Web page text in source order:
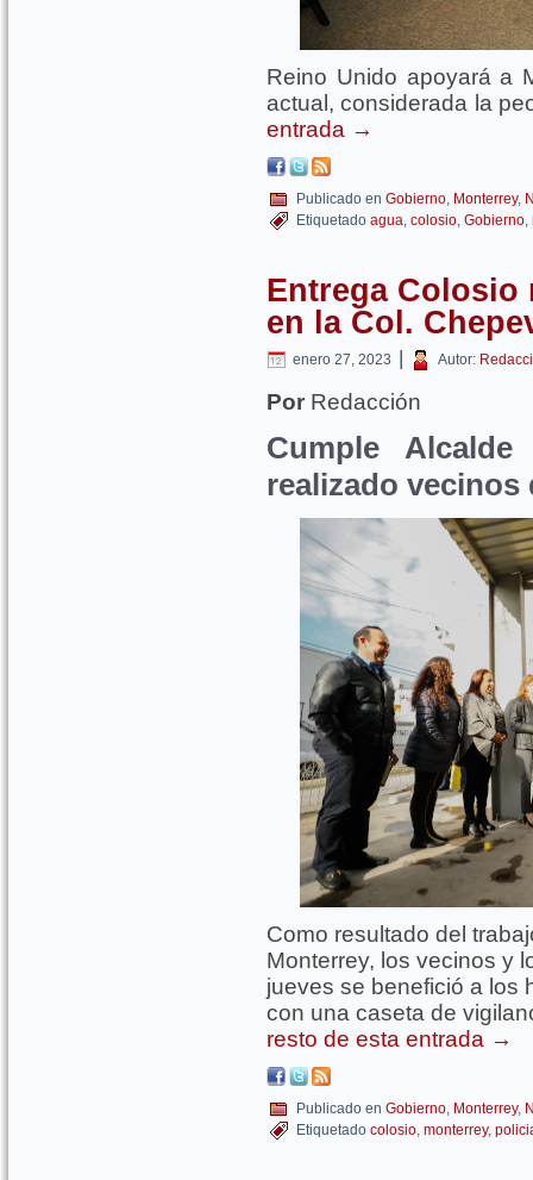
Reino Unido apoyará a
actual, considerada la
entrada →
Publicado en Gobierno, Monterrey,
Etiquetado agua, colosio, Gobierno,
Entrega Colosio
en la Col.
enero 27, 2023 | Autor:
Por Redacción
Cumple
realizado vecinos
Como resultado del
Monterrey, los vecinos y
jueves se benefició a los
con una caseta de
resto de esta entrada →
Publicado en Gobierno, Monterrey,
Etiquetado colosio, monterrey,